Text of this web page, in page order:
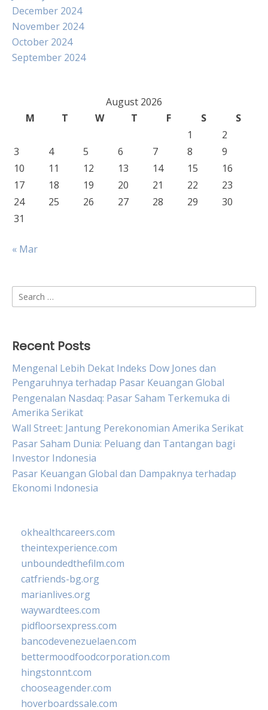
December 2024
November 2024
October 2024
September 2024
August 2026
M
T W T F S
S
1
2
3
4 5 6 7 8
9
10
11 12 13 14 15
16
17
18 19 20 21 22
23
24
25 26 27 28 29
30
31
« Mar
Search
for:
Recent Posts
Mengenal Lebih Dekat Indeks Dow Jones dan
Pengaruhnya terhadap Pasar Keuangan Global
Pengenalan Nasdaq: Pasar Saham Terkemuka di
Amerika Serikat
Wall Street: Jantung Perekonomian Amerika Serikat
Pasar Saham Dunia: Peluang dan Tantangan bagi
Investor Indonesia
Pasar Keuangan Global dan Dampaknya terhadap
Ekonomi Indonesia
okhealthcareers.com
theintexperience.com
unboundedthefilm.com
catfriends-bg.org
marianlives.org
waywardtees.com
pidfloorsexpress.com
bancodevenezuelaen.com
bettermoodfoodcorporation.com
hingstonnt.com
chooseagender.com
hoverboardssale.com